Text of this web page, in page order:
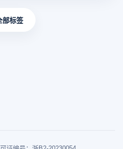
部标签